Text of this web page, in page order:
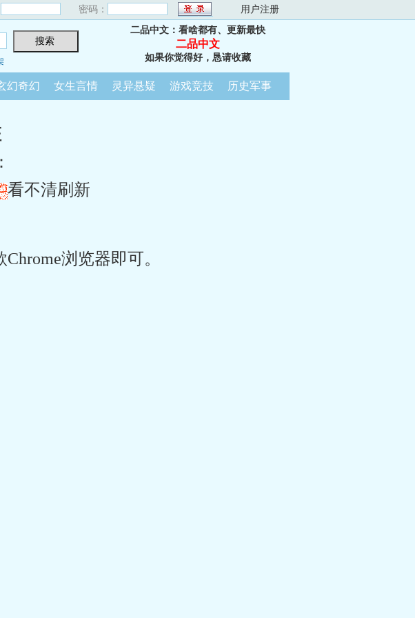
密码： 用户注册
二品中文：看啥都有、更新最快
二品中文
如果你觉得好，恳请收藏
幻奇幻 女生言情 灵异悬疑 游戏竞技 历史军事
看不清刷新
浏览器即可。